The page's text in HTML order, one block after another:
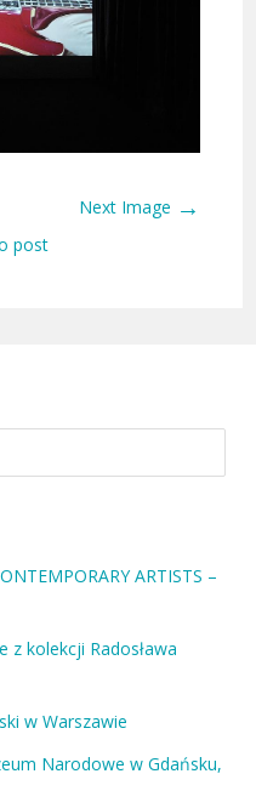
Next Image →
post
ARTISTS –
z kolekcji Radosława
w Warszawie
Narodowe w Gdańsku,